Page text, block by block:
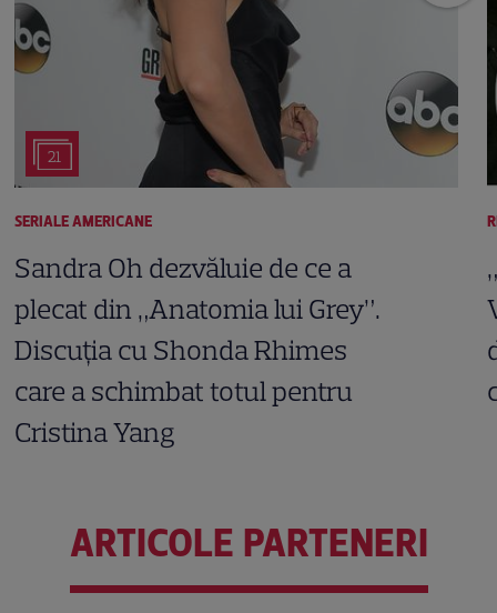
21
SERIALE AMERICANE
Sandra Oh dezvăluie de ce a
plecat din „Anatomia lui Grey”.
Discuția cu Shonda Rhimes
care a schimbat totul pentru
Cristina Yang
ARTICOLE PARTENERI